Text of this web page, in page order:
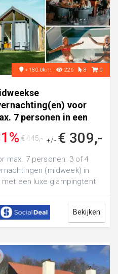
+180.0km 226 8 0
voor
7 personen in een
in
Kotten,
+/- € 309,-
€ 445,-
max. 7 personen: 3 of 4
(midweek) in
met een luxe glampingtent
Bekijken